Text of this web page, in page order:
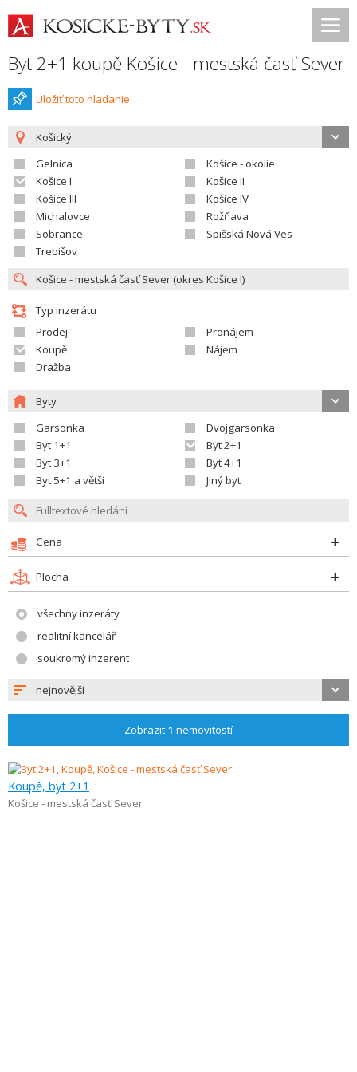
Byt 2+1 koupě Košice - mestská časť Sever
Uložiť toto hladanie
Košický
Gelnica
Košice - okolie
Košice I
Košice II
Košice III
Košice IV
Michalovce
Rožňava
Sobrance
Spišská Nová Ves
Trebišov
Typ inzerátu
Prodej
Pronájem
Koupě
Nájem
Dražba
Byty
Garsonka
Dvojgarsonka
Byt 1+1
Byt 2+1
Byt 3+1
Byt 4+1
Byt 5+1 a větší
Jiný byt
Cena
Plocha
všechny inzeráty
realitní kancelář
soukromý inzerent
nejnovější
Zobrazit 1 nemovitostí
Koupě, byt 2+1
Košice - mestská časť Sever